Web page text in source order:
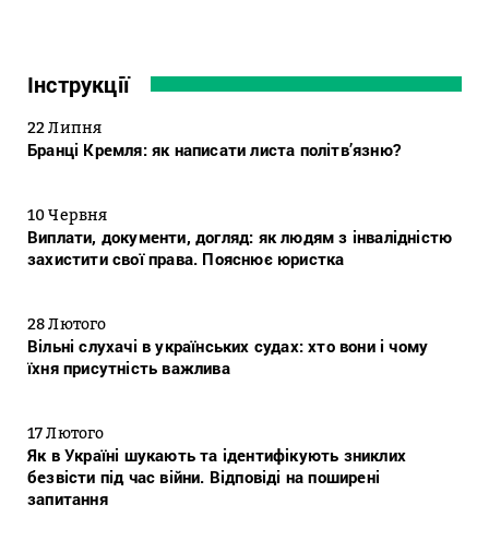
Інструкції
22 Липня
Бранці Кремля: як написати листа політв’язню?
10 Червня
Виплати, документи, догляд: як людям з інвалідністю
захистити свої права. Пояснює юристка
28 Лютого
Вільні слухачі в українських судах: хто вони і чому
їхня присутність важлива
17 Лютого
Як в Україні шукають та ідентифікують зниклих
безвісти під час війни. Відповіді на поширені
запитання